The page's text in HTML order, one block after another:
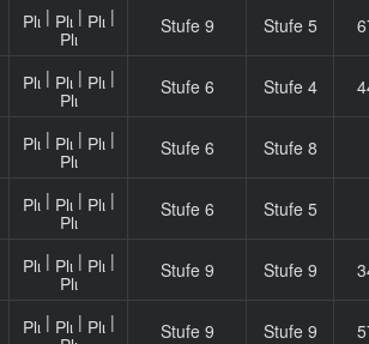
| | | Stufe 9 Stufe 5
| | | Stufe 6 Stufe 4
| | | Stufe 6 Stufe 8
| | | Stufe 6 Stufe 5
| | | Stufe 9 Stufe 9
| | | Stufe 9 Stufe 9